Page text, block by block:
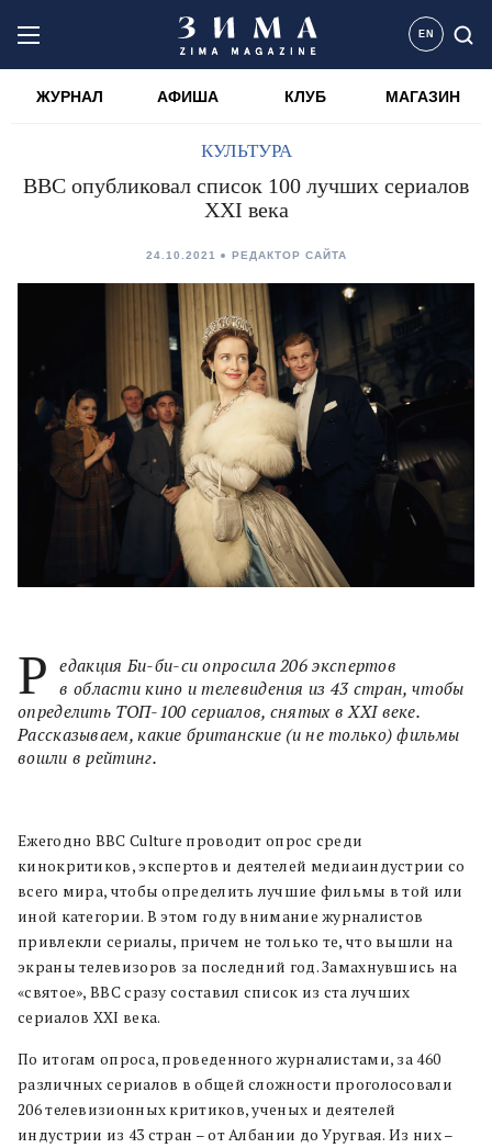
EN
ЖУРНАЛ АФИША КЛУБ МАГАЗИН
КУЛЬТУРА
BBC опубликовал список 100 лучших сериалов
XXI века
24.10.2021 РЕДАКТОР САЙТА
Р
едакция Би-би-си опросила 206 экспертов
в области кино и телевидения из 43 стран, чтобы
определить ТОП-100 сериалов, снятых в XXI веке.
Рассказываем, какие британские (и не только) фильмы
вошли в рейтинг.
Ежегодно BBC Culture проводит опрос среди
кинокритиков, экспертов и деятелей медиаиндустрии со
всего мира, чтобы определить лучшие фильмы в той или
иной категории. В этом году внимание журналистов
привлекли сериалы, причем не только те, что вышли на
экраны телевизоров за последний год. Замахнувшись на
«святое», BBC сразу составил список из ста лучших
сериалов XXI века.
По итогам опроса, проведенного журналистами, за 460
различных сериалов в общей сложности проголосовали
206 телевизионных критиков, ученых и деятелей
индустрии из 43 стран – от Албании до Уругвая. Из них –